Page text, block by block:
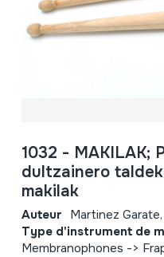
1032 - MAKILAK;
dultzainero
makilak
Auteur Martinez
Type d'instrument de
Membranophones ->